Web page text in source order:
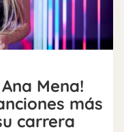
Mena!
más
carrera